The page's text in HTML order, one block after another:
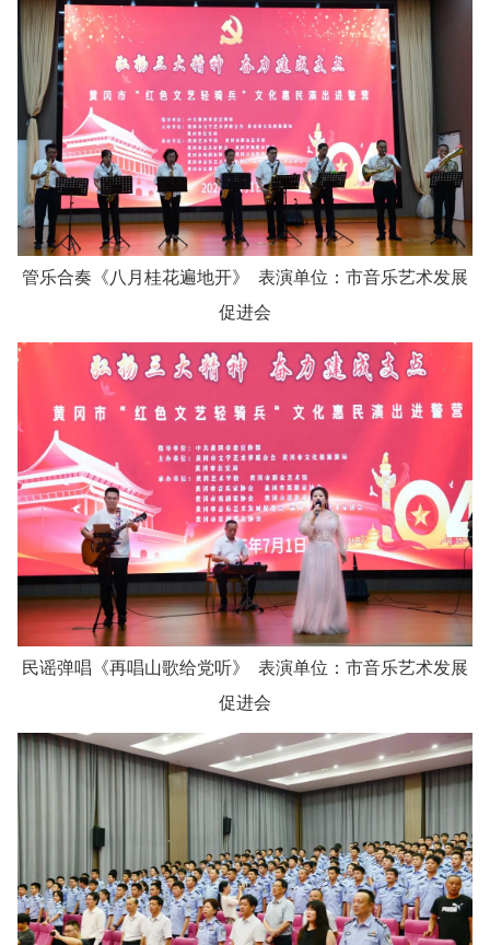
管乐合奏《八月桂花遍地开》 表演单位：市音乐艺术发展
促进会
民谣弹唱《再唱山歌给党听》 表演单位：市音乐艺术发展
促进会